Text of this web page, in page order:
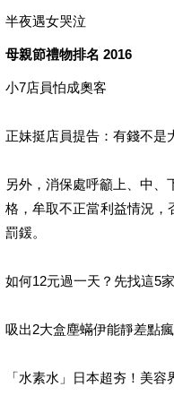
半夜遇女哭泣
母親節禮物排名 2016
小7店員怕成奧客
正妹挺店員提告：有錢不是
另外，消保處呼籲上、中
格，牟取不正當利益情況，
罰鍰。
如何12元過一天？先找這5
吸出2大盒塵蟎伊能靜差點
「水素水」日本超夯！美容